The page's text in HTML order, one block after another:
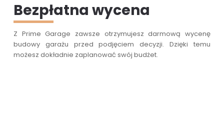
Bezpłatna wycena
Z Prime Garage zawsze otrzymujesz darmową wycenę
budowy garażu przed podjęciem decyzji. Dzięki temu
możesz dokładnie zaplanować swój budżet.